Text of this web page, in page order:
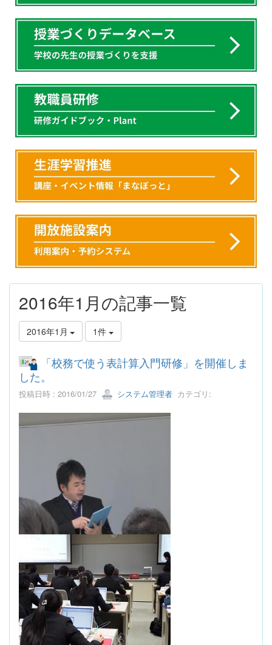
2016年1月の記事一覧
2016年1月 1件
「校務で使う表計算入門研修」を開催しま
した。
投稿日時 : 2016/01/27 システム管理者 カテゴリ: